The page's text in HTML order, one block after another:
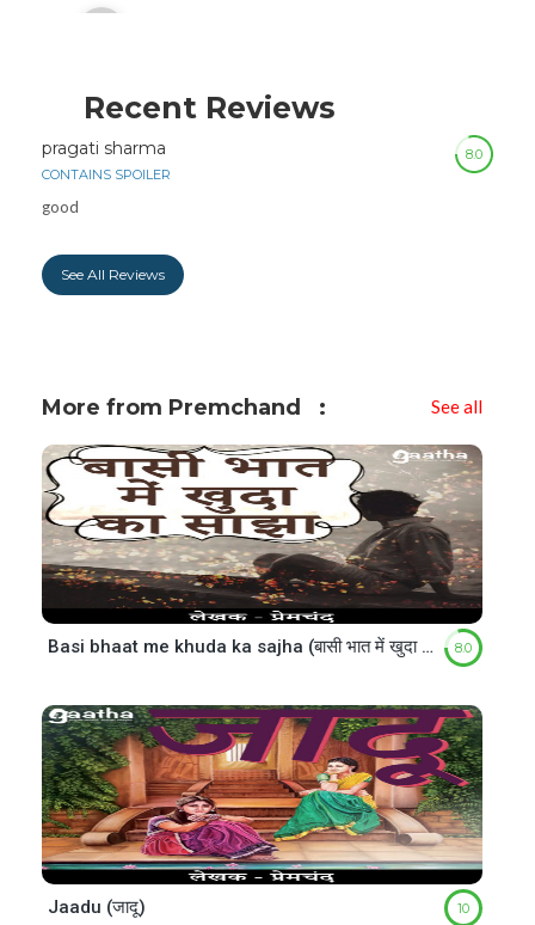
Player
Recent Reviews
8.0
pragati sharma
CONTAINS SPOILER
good
See All Reviews
More from Premchand See all
Basi bhaat me khuda ka sajha (बासी भात में खुदा का साझा) 8.0
Jaadu (जादू) 10